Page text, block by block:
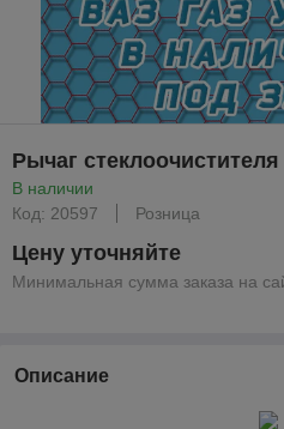
Рычаг
В наличии
Код: 20597
Розница
Цену уточняйте
Минимальная сумма заказа на
Описание